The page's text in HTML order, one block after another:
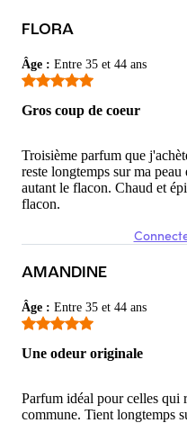
FLORA
Âge : Entre 35 et 44 ans
Gros coup de coeur
Troisième parfum que
reste longtemps sur ma
autant le flacon. Chaud et
flacon.
AMANDINE
Âge : Entre 35 et 44 ans
Une odeur originale
Parfum idéal pour celles qui
commune. Tient longtemps